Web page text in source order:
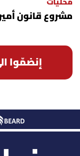
مشروع قانون
إنضمّوا